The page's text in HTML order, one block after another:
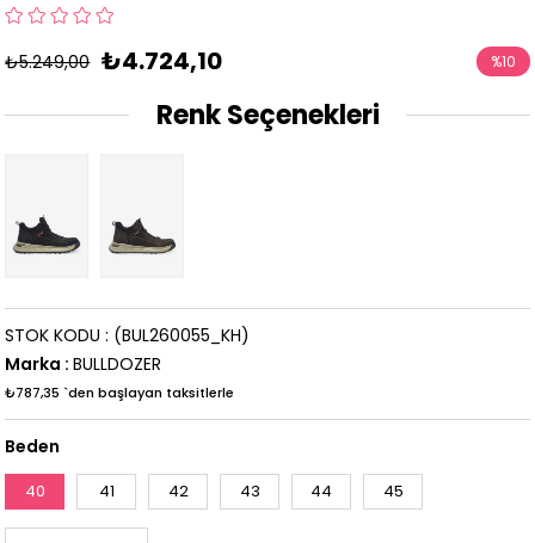
₺5.249,00 ₺4.724,10 %10
Renk Seçenekleri
(BUL260055_KH)
STOK KODU
Marka : BULLDOZER
₺787,35 `den başlayan taksitlerle
Beden
40 41 42 43 44 45